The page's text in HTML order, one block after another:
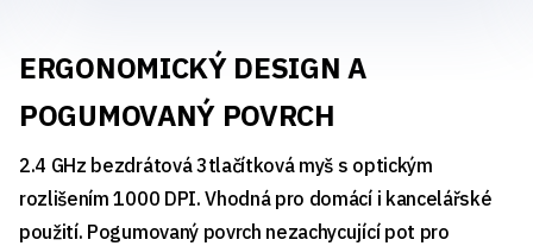
ERGONOMICKÝ DESIGN A
POGUMOVANÝ POVRCH
2.4 GHz bezdrátová 3tlačítková myš s optickým
rozlišením 1000 DPI. Vhodná pro domácí i kancelářské
použití. Pogumovaný povrch nezachycující pot pro